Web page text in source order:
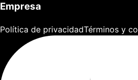
Empresa
Política de privacidadTérminos y